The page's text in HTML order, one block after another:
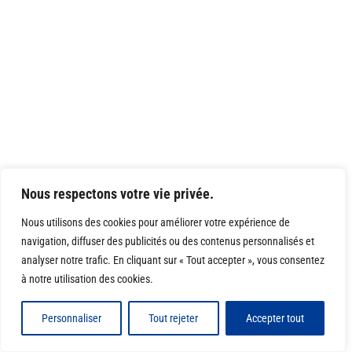
Nous respectons votre vie privée.
Nous utilisons des cookies pour améliorer votre expérience de
navigation, diffuser des publicités ou des contenus personnalisés et
analyser notre trafic. En cliquant sur « Tout accepter », vous consentez
à notre utilisation des cookies.
Personnaliser Tout rejeter Accepter tout